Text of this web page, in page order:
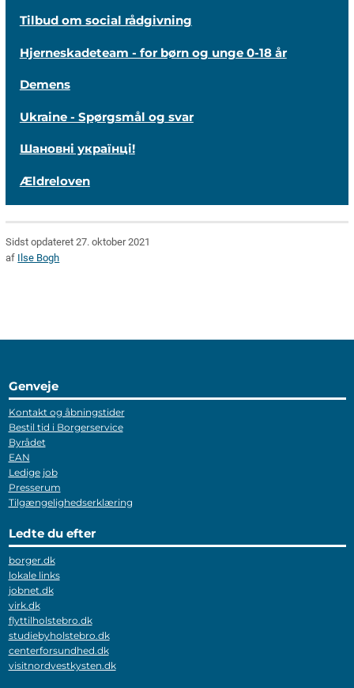
Tilbud om social rådgivning
Hjerneskadeteam - for børn og unge 0-18 år
Demens
Ukraine - Spørgsmål og svar
Шановні українці!
Ældreloven
Sidst opdateret 27. oktober 2021
af Ilse Bogh
Genveje
Kontakt og åbningstider
Bestil tid i Borgerservice
Byrådet
EAN
Ledige job
Presserum
Tilgængelighedserklæring
Ledte du efter
borger.dk
lokale links
jobnet.dk
virk.dk
flyttilholstebro.dk
studiebyholstebro.dk
centerforsundhed.dk
visitnordvestkysten.dk